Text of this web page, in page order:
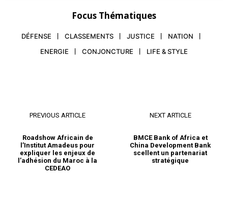
Focus Thématiques
DÉFENSE CLASSEMENTS JUSTICE
NATION
ENERGIE
CONJONCTURE LIFE & STYLE
PREVIOUS ARTICLE
Roadshow Africain de
l’Institut Amadeus pour
expliquer les enjeux de
l’adhésion du Maroc à la
CEDEAO
NEXT ARTICLE
BMCE Bank of Africa et
China Development Bank
scellent un partenariat
stratégique